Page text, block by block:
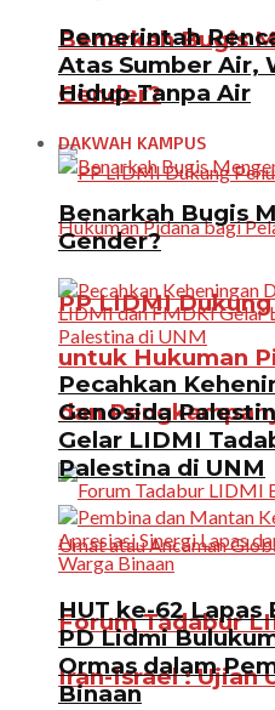
Benarkah Bugis
Gender?
PP LIDMI
untuk Hukuman
dan
Forum Tadabur
Iran-Israel : Ujian
Pemerintah
Atas Sumber Air,
Hidup Tanpa Air
DAKWAH KAMPUS
Benarkah Bugis
Gender?
Pecahkan
Genosida
Gelar LIDMI
Palestina di UNM
HUT ke-62
PD Lidmi
Ormas dalam
Binaan